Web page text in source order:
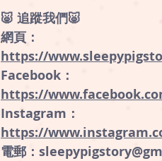
🐷 追蹤我們🐷
網頁：
https://
Facebook：
https://
Instagram：
⁠https://
電郵：